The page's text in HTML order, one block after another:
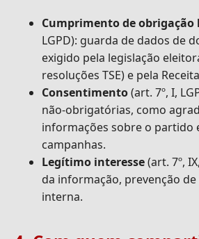
Cumprimento de obrigação
LGPD): guarda de dados de
exigido pela legislação
resoluções TSE) e pela
Consentimento(art. 7º, I,
não-obrigatórias, como
informações sobre o partido
campanhas.
Legítimo interesse(art. 7º,
da informação, prevenção
interna.